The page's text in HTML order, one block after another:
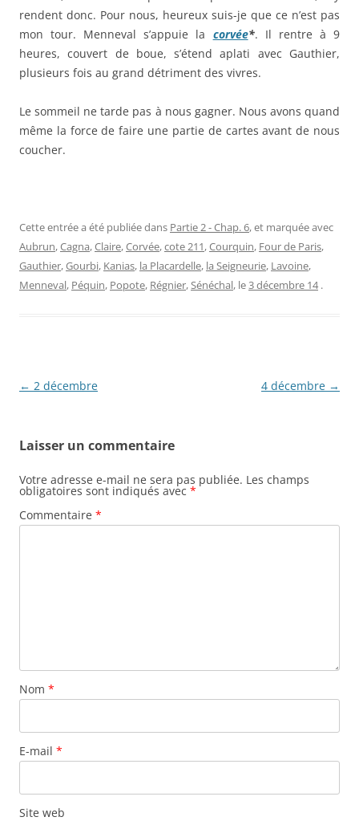
rendent donc. Pour nous, heureux suis-je que ce n’est pas
mon tour. Menneval s’appuie la corvée*. Il rentre à 9
heures, couvert de boue, s’étend aplati avec Gauthier,
plusieurs fois au grand détriment des vivres.
Le sommeil ne tarde pas à nous gagner. Nous avons quand
même la force de faire une partie de cartes avant de nous
coucher.
Cette entrée a été publiée dans Partie 2 - Chap. 6, et marquée avec
Aubrun,Cagna,Claire,Corvée,cote 211,Courquin, Four de Paris,
Gauthier,Gourbi, Kanias, la Placardelle, la Seigneurie, Lavoine,
Menneval, Péquin, Popote, Régnier,Sénéchal, le3 décembre 14 .
Navigation
← 2 décembre 4 décembre →
Laisser un commentaire
Votre adresse e-mail ne sera pas publiée. Les champs
obligatoires sont indiqués avec *
Commentaire *
Nom *
E-mail *
Site web